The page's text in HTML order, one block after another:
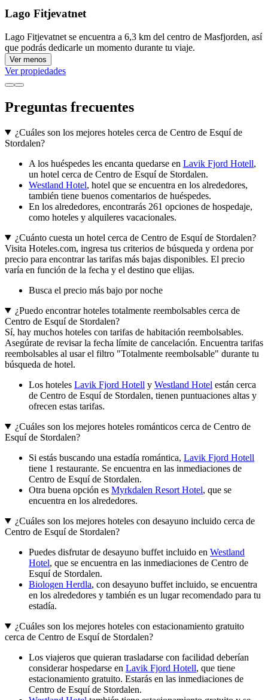
Lago Fitjevatnet
Lago Fitjevatnet se encuentra a 6,3 km del centro de Masfjorden, así
que podrás dedicarle un momento durante tu viaje.
Ver menos
Ver propiedades
Preguntas frecuentes
¿Cuáles son los mejores hoteles cerca de Centro de Esquí de
Stordalen?
A los huéspedes les encanta quedarse en Lavik Fjord Hotell,
un hotel cerca de Centro de Esquí de Stordalen.
Westland Hotel, hotel que se encuentra en los alrededores,
también tiene buenos comentarios de huéspedes.
En los alrededores, encontrarás 261 opciones de hospedaje,
como hoteles y alquileres vacacionales.
¿Cuánto cuesta un hotel cerca de Centro de Esquí de Stordalen?
Visita Hoteles.com, ingresa tus criterios de búsqueda y ordena por
precio para encontrar las tarifas más bajas disponibles. El precio
varía en función de la fecha y el destino que elijas.
Busca el precio más bajo por noche
¿Puedo encontrar hoteles totalmente reembolsables cerca de
Centro de Esquí de Stordalen?
Sí, hay muchos hoteles con tarifas de habitación reembolsables.
Asegúrate de revisar la fecha límite de cancelación. Encuentra tarifas
reembolsables al usar el filtro "Totalmente reembolsable" durante tu
búsqueda de hotel.
Los hoteles Lavik Fjord Hotell y Westland Hotel están cerca
de Centro de Esquí de Stordalen, tienen puntuaciones altas y
ofrecen estas tarifas.
¿Cuáles son los mejores hoteles románticos cerca de Centro de
Esquí de Stordalen?
Si estás buscando una estadía romántica, Lavik Fjord Hotell
tiene 1 restaurante. Se encuentra en las inmediaciones de
Centro de Esquí de Stordalen.
Otra buena opción es Myrkdalen Resort Hotel, que se
encuentra en los alrededores.
¿Cuáles son los mejores hoteles con desayuno incluido cerca de
Centro de Esquí de Stordalen?
Puedes disfrutar de desayuno buffet incluido en Westland
Hotel, que se encuentra en las inmediaciones de Centro de
Esquí de Stordalen.
Biologen Herdla, con desayuno buffet incluido, se encuentra
en los alrededores y también es un lugar recomendado para tu
estadía.
¿Cuáles son los mejores hoteles con estacionamiento gratuito
cerca de Centro de Esquí de Stordalen?
Los viajeros que quieran trasladarse con facilidad deberían
considerar hospedarse en Lavik Fjord Hotell, que tiene
estacionamiento gratuito. Estarás en las inmediaciones de
Centro de Esquí de Stordalen.